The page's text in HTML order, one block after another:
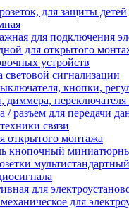
для защиты детей
для подключения
для открытого
устройств
сигнализации
кнопки,
диммера,
/ разъем для передачи
связи
открытого монтажа
кнопочный
мультистандартный
для
для